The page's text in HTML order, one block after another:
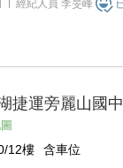
經紀人員 李旻峰
捷運旁麗山國
12樓 含車位